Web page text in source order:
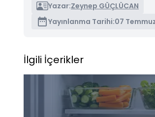
Yazar:Zeynep GÜÇLÜCAN
Yayınlanma Tarihi:07
İlgili İçerikler